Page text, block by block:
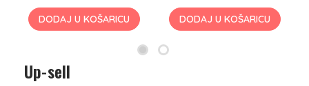
DODAJ U KOŠARICU DODAJ U KOŠARICU
Up-sell